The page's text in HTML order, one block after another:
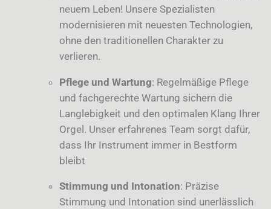
neuem Leben! Unsere Spezialisten
modernisieren mit neuesten Technologien,
ohne den traditionellen Charakter zu
verlieren.
Pflege und Wartung: Regelmäßige Pflege
und fachgerechte Wartung sichern die
Langlebigkeit und den optimalen Klang Ihrer
Orgel. Unser erfahrenes Team sorgt dafür,
dass Ihr Instrument immer in Bestform
bleibt
Stimmung und Intonation: Präzise
Stimmung und Intonation sind unerlässlich